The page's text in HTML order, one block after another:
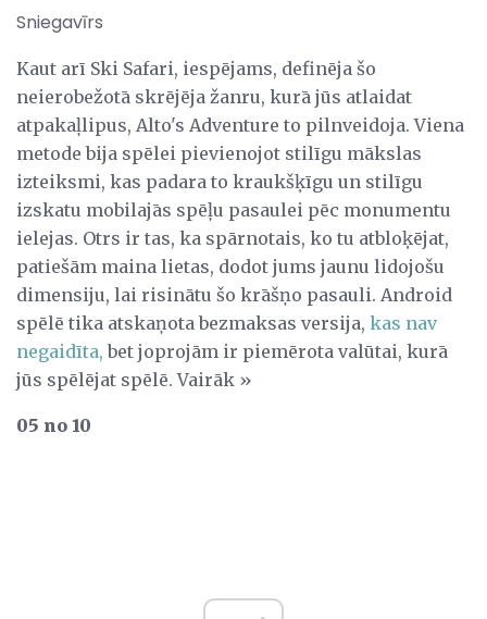
Sniegavīrs
Kaut arī Ski Safari, iespējams, definēja šo
neierobežotā skrējēja žanru, kurā jūs atlaidat
atpakaļlipus, Alto's Adventure to pilnveidoja. Viena
metode bija spēlei pievienojot stilīgu mākslas
izteiksmi, kas padara to kraukšķīgu un stilīgu
izskatu mobilajās spēļu pasaulei pēc monumentu
ielejas. Otrs ir tas, ka spārnotais, ko tu atbloķējat,
patiešām maina lietas, dodot jums jaunu lidojošu
dimensiju, lai risinātu šo krāšņo pasauli. Android
spēlē tika atskaņota bezmaksas versija, kas nav
negaidīta, bet joprojām ir piemērota valūtai, kurā
jūs spēlējat spēlē. Vairāk »
05 no 10